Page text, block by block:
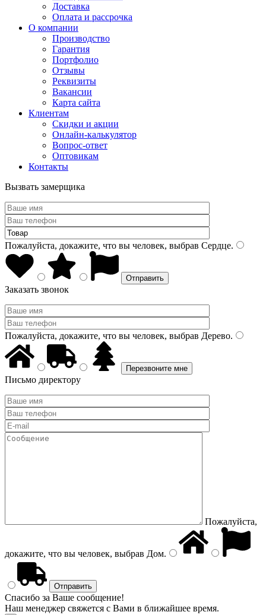
Доставка
Оплата и рассрочка
О компании
Производство
Гарантия
Портфолио
Отзывы
Реквизиты
Вакансии
Карта сайта
Клиентам
Скидки и акции
Онлайн-калькулятор
Вопрос-ответ
Оптовикам
Контакты
Вызвать замерщика
Пожалуйста, докажите, что вы человек, выбрав Сердце.
Заказать звонок
Пожалуйста, докажите, что вы человек, выбрав Дерево.
Письмо директору
Пожалуйста,
докажите, что вы человек, выбрав Дом.
Спасибо за Ваше сообщение!
Наш менеджер свяжется с Вами в ближайшее время.